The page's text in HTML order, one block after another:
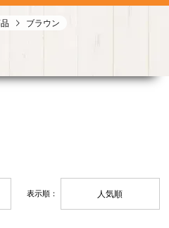
ブラウン
表示順： 人気順